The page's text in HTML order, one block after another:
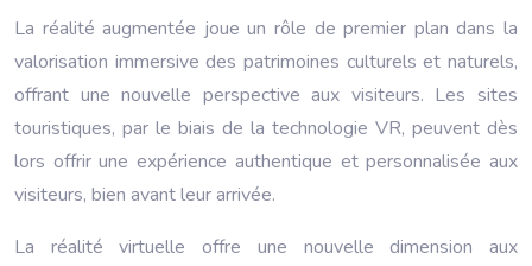
La réalité augmentée joue un rôle de premier plan dans la
valorisation immersive des patrimoines culturels et naturels,
offrant une nouvelle perspective aux visiteurs. Les sites
touristiques, par le biais de la technologie VR, peuvent dès
lors offrir une expérience authentique et personnalisée aux
visiteurs, bien avant leur arrivée.
La réalité virtuelle offre une nouvelle dimension aux